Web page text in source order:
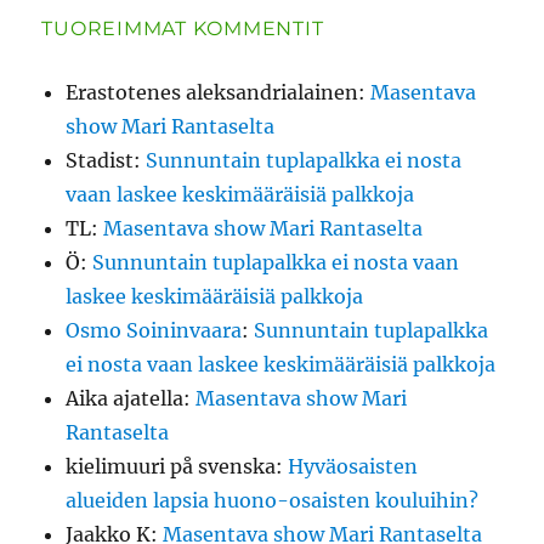
TUOREIMMAT KOMMENTIT
Erastotenes aleksandrialainen:Masentava
show Mari Rantaselta
Stadist: Sunnuntain tuplapalkka ei nosta
vaan laskee keskimääräisiä palkkoja
TL:Masentava show Mari Rantaselta
Ö: Sunnuntain tuplapalkka ei nosta vaan
laskee keskimääräisiä palkkoja
Osmo Soininvaara: Sunnuntain tuplapalkka
ei nosta vaan laskee keskimääräisiä palkkoja
Aika ajatella:Masentava show Mari
Rantaselta
kielimuuri på svenska:Hyväosaisten
alueiden lapsia huono-osaisten kouluihin?
Jaakko K:Masentava show Mari Rantaselta